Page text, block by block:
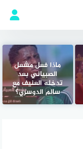
ماذا فعل مشعل
الصبياني بعد
تدخله العنيف مع
سالم الدوسري؟